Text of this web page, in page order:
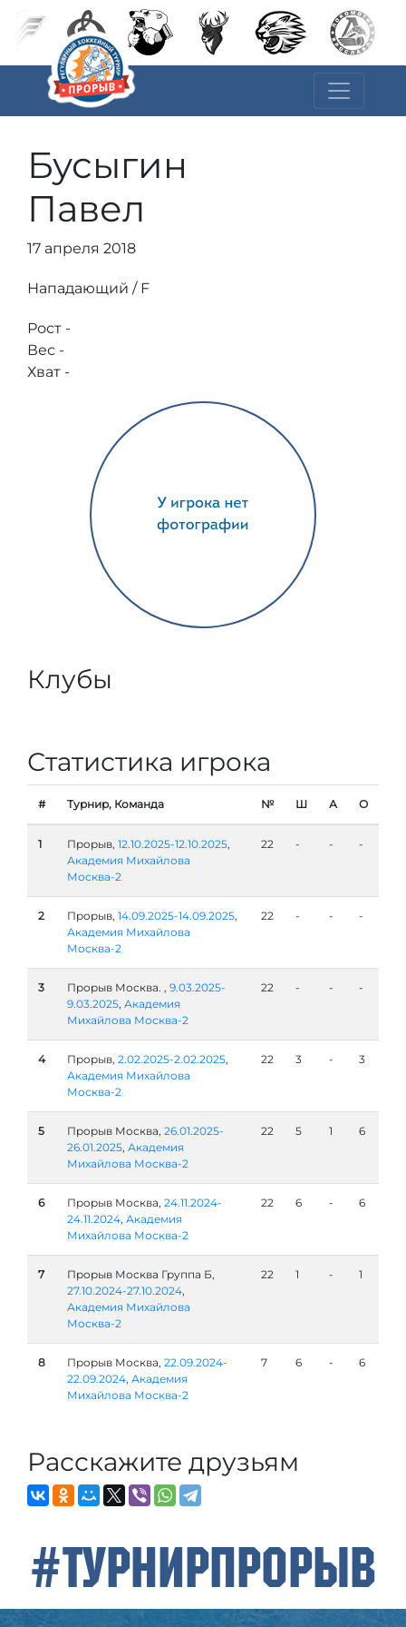
Бусыгин
Павел
17 апреля 2018
Нападающий / F
Рост -
Вес -
Хват -
Клубы
Статистика игрока
# Турнир, Команда № Ш А О
1 Прорыв, 12.10.2025-12.10.2025,
Академия Михайлова
Москва-2
22 - - -
2 Прорыв, 14.09.2025-14.09.2025,
Академия Михайлова
Москва-2
22 - - -
3 Прорыв Москва. , 9.03.2025-
9.03.2025, Академия
Михайлова Москва-2
22 - - -
4 Прорыв, 2.02.2025-2.02.2025,
Академия Михайлова
Москва-2
22 3 - 3
5 Прорыв Москва, 26.01.2025-
26.01.2025, Академия
Михайлова Москва-2
22 5 1 6
6 Прорыв Москва, 24.11.2024-
24.11.2024, Академия
Михайлова Москва-2
22 6 - 6
7
Прорыв Москва Группа Б,
27.10.2024-27.10.2024,
Академия Михайлова
Москва-2
22 1 - 1
8 Прорыв Москва, 22.09.2024-
22.09.2024, Академия
Михайлова Москва-2
7 6 - 6
Расскажите друзьям
#ТурнирПрорыв